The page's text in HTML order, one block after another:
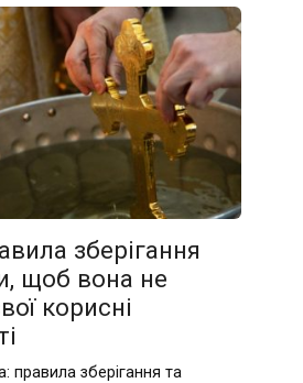
зберігання
щоб вона не
корисні
правила зберігання та